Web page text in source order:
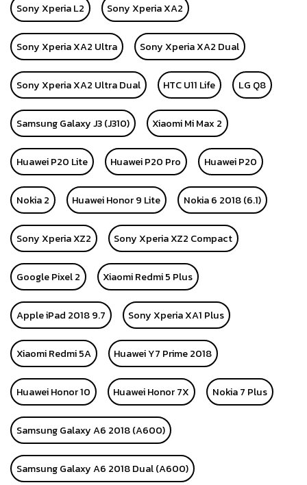
Sony Xperia L2 Sony Xperia XA2
Sony Xperia XA2 Ultra Sony Xperia XA2 Dual
Sony Xperia XA2 Ultra Dual HTC U11 Life LG Q8
Samsung Galaxy J3 (J310) Xiaomi Mi Max 2
Huawei P20 Lite Huawei P20 Pro Huawei P20
Nokia 2 Huawei Honor 9 Lite Nokia 6 2018 (6.1)
Sony Xperia XZ2 Sony Xperia XZ2 Compact
Google Pixel 2 Xiaomi Redmi 5 Plus
Apple iPad 2018 9.7 Sony Xperia XA1 Plus
Xiaomi Redmi 5A Huawei Y7 Prime 2018
Huawei Honor 10 Huawei Honor 7X Nokia 7 Plus
Samsung Galaxy A6 2018 (A600)
Samsung Galaxy A6 2018 Dual (A600)